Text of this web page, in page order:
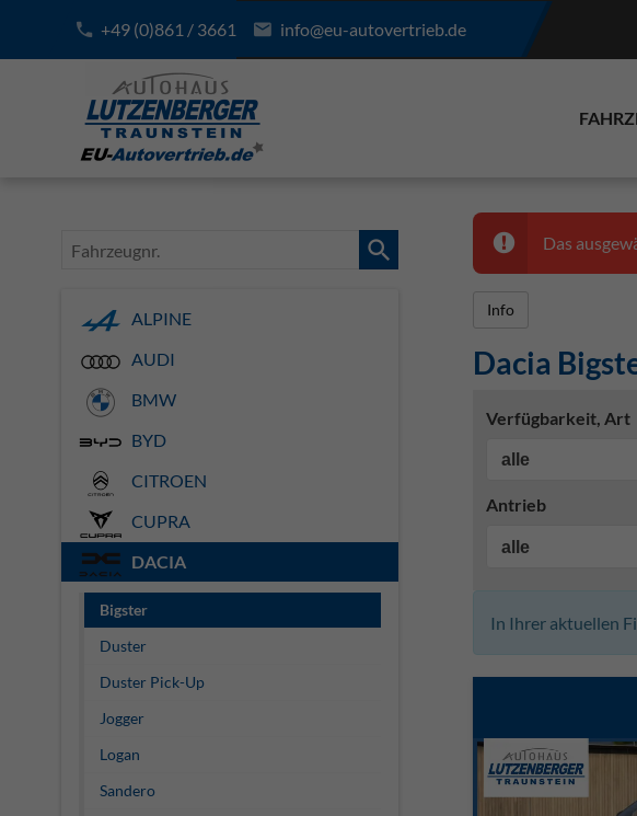
+49 (0)861 / 3661 info@eu-autovertrieb.de
Das
Info
Dacia
Verfügbarkeit, Art
Antrieb
In Ihrer aktuellen
Fahrzeugnr.
ALPINE
AUDI
BMW
BYD
CITROEN
CUPRA
DACIA
Bigster
Duster
Duster Pick-Up
Jogger
Logan
Sandero